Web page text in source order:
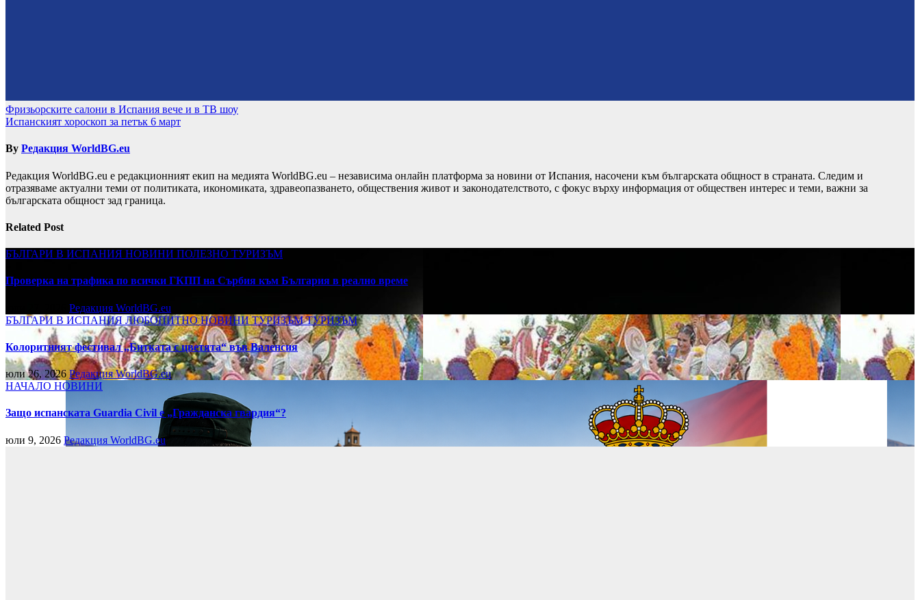
Навигация
Фризьорските салони в Испания вече и в ТВ шоу
Испанският хороскоп за петък 6 март
By Редакция WorldBG.eu
Редакция WorldBG.eu е редакционният екип на медията WorldBG.eu – независима онлайн платформа за новини от Испания, насочени към българската общност в страната. Следим и
отразяваме актуални теми от политиката, икономиката, здравеопазването, обществения живот и законодателството, с фокус върху информация от обществен интерес и теми, важни за
българската общност зад граница.
Related Post
БЪЛГАРИ В ИСПАНИЯ НОВИНИ ПОЛЕЗНО ТУРИЗЪМ
Проверка на трафика по всички ГКПП на Сърбия към България в реално време
Редакция WorldBG.eu
БЪЛГАРИ В ИСПАНИЯ ЛЮБОПИТНОНОВИНИТУРИЗЪМТУРИЗЪМ
Колоритният фестивал „Битката с цветята“ във Валенсия
юли 26, 2026 Редакция WorldBG.eu
НАЧАЛО НОВИНИ
Защо испанската Guardia Civil е „Гражданска гвардия“?
юли 9, 2026 Редакция WorldBG.eu